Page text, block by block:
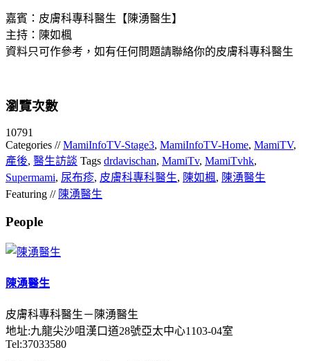
嘉賓：皮膚科專科醫生【陳湧醫生】
主持：陳如楓
資料只可作參考，如有任何問題請聯絡你的皮膚科專科醫生
瀏覽次數
10791
Categories //MamiInfoTV-Stage3, MamiInfoTV-Home, MamiTV,
產後, 醫生訪談 Tags drdavischan, MamiTv, MamiTvhk,
Supermami, 尿布疹, 皮膚科專科醫生, 陳如楓, 陳湧醫生
Featuring // 陳湧醫生
People
陳湧醫生
皮膚科專科醫生－陳湧醫生
地址:九龍尖沙咀漢口道28號亞太中心1103-04室
Tel:37033580